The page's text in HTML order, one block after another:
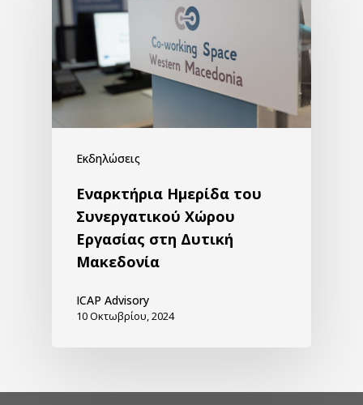
Εκδηλώσεις
Εναρκτήρια Ημερίδα του
Συνεργατικού Χώρου
Εργασίας στη Δυτική
Μακεδονία
ICAP Advisory
10 Οκτωβρίου, 2024